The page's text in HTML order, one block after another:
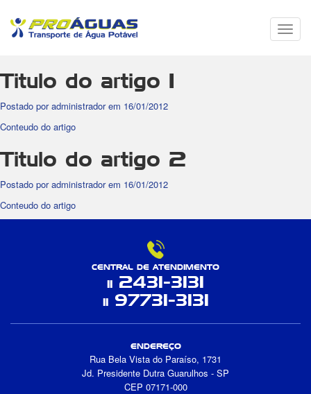
Menu
de
Titulo do artigo 1
Postado por administrador em 16/01/2012
Conteudo do artigo
Titulo do artigo 2
Postado por administrador em 16/01/2012
Conteudo do artigo
CENTRAL DE ATENDIMENTO
11 2431-3131
1197731-3131
ENDEREÇO
Rua Bela Vista do Paraíso, 1731
Jd. Presidente Dutra Guarulhos - SP
CEP 07171-000